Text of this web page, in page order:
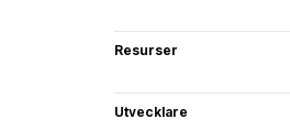
Resurser
Utvecklare